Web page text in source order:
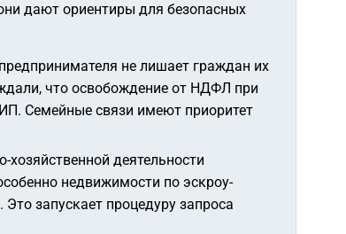
дают ориентиры для безопасных
не лишает граждан их
что освобождение от НДФЛ при
Семейные связи имеют приоритет
деятельности
недвижимости по эскроу-
запускает процедуру запроса